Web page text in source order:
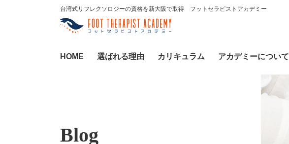
台湾式リフレクソロジーの資格を新大阪で取得 フットセラピストアカデミー
HOME 選ばれる理由 カリキュラム アカデミーについて
Blog